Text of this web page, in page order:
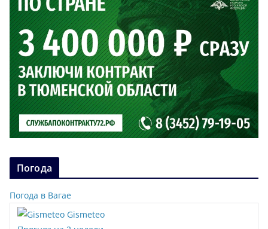
Погода
Погода в Вагае
Gismeteo